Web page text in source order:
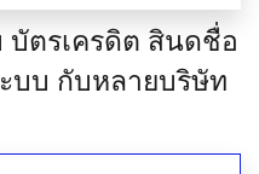
ตรเครดิต สินดชื่อ
บบ กับหลายบริษัท